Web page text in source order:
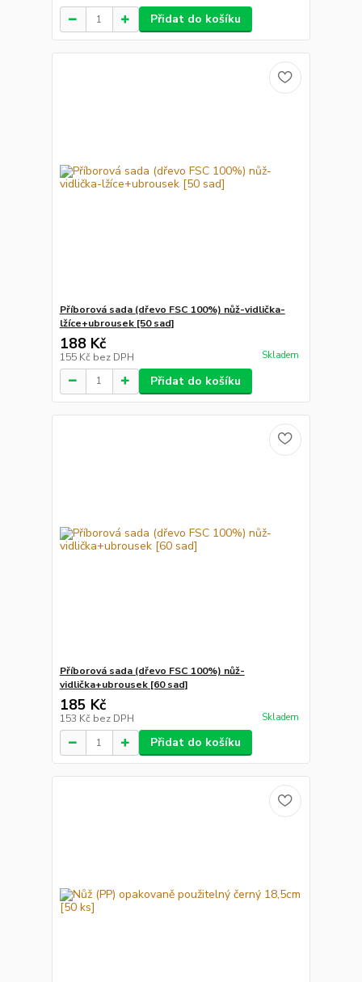
Přidat do košíku
Příborová sada (dřevo FSC 100%) nůž-vidlička-
lžíce+ubrousek [50 sad]
188 Kč
155 Kč bez DPH Skladem
Přidat do košíku
Příborová sada (dřevo FSC 100%) nůž-
vidlička+ubrousek [60 sad]
185 Kč
153 Kč bez DPH Skladem
Přidat do košíku